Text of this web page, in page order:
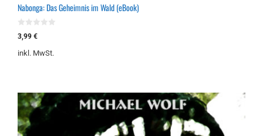
Nabonga: Das Geheimnis im Wald (eBook)
0
v
n
3,99 €
inkl. MwSt.